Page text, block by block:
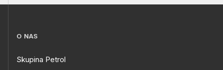
O NAS
Skupina Petrol